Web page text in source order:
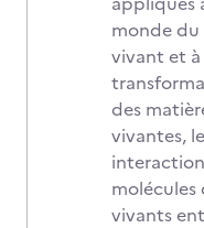
monde du
vivant et à
des
vivantes,
molécules
vivants